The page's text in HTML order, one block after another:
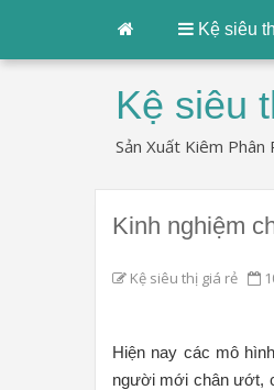
Kệ siêu
Kệ siêu
Sản Xuất Kiêm Phân
Kinh nghiệm
Kệ siêu thị giá rẻ
Hiện nay các mô
người mới chân ướt,